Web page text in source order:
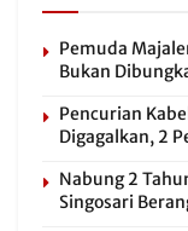
Pemuda
Bukan
Pencurian
Digagalkan, 2
Nabung 2
Singosari